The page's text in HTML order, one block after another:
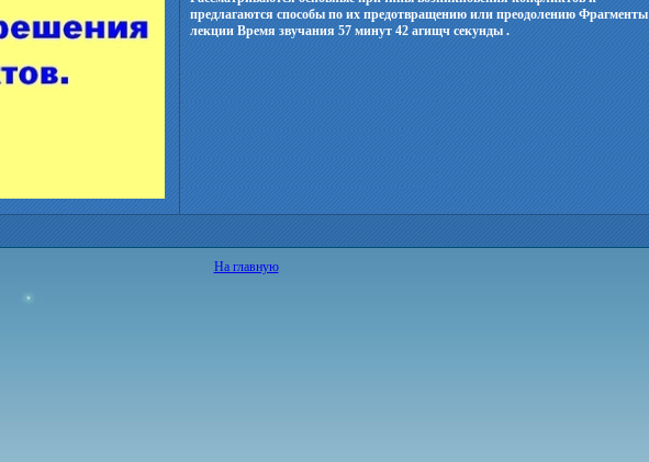
предлагаются способы по их предотвращению или преодолению Фрагменты
лекции Время звучания 57 минут 42 агищч секунды .
На главную